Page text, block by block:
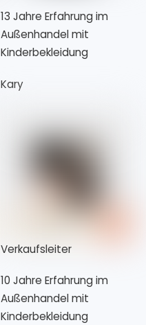
13 Jahre Erfahrung im
Außenhandel mit
Kinderbekleidung
Kary
Verkaufsleiter
10 Jahre Erfahrung im
Außenhandel mit
Kinderbekleidung